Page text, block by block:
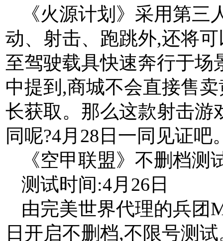
《火源计划》采用第
动、射击、跑跳外,还将
至驾驶载具快速奔行于场
中提到,商城不会直接售
长获取。那么这款射击游
同呢?4月28日一同见证吧
《空甲联盟》不删档测
测试时间:4月26日
由完美世界代理的兵团
日开启不删档,不限号测